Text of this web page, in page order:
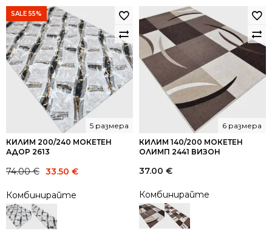
SALE 55%
КИЛИМ 200/240 МОКЕТЕН
АДОР 2613
5 размера
74.00€
Original
was:
74.00 €.
33.50 €
Current
is:
33.50 €.
Комбинирайте
КИЛИМ 140/200 МОКЕТЕН
ОЛИМП 2441 ВИЗОН
6 размера
37.00 €
Комбинирайте